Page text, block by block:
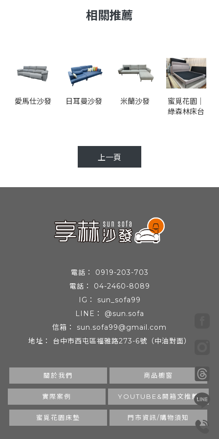
愛馬仕沙發 日耳曼沙發 米蘭沙發
蜜覓花園｜
綠森林床台
上一頁
0919-203-703
04-2460-8089
sun_sofa99
@sun.sofa
sun.sofa99@gmail.com
台中市西屯區福雅路273-6號（中油對面）
關於我們 商品櫥窗
實際案例 YOUTUBE&開箱文推薦
蜜覓花園床墊 門市資訊/購物須知